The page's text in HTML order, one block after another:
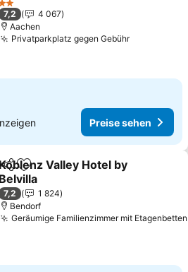
2 Sterne
7,2
4 067
Aachen
Privatparkplatz gegen Gebühr
Preise sehen
TeilenZu Favoriten hinzufügen
Koblenz Valley Hotel by
Belvilla
7,2
1 824
Bendorf
Geräumige Familienzimmer mit Etagenbetten